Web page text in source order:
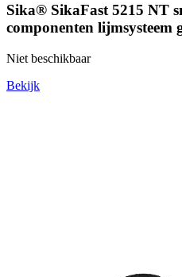
Sika® SikaFast 5215 NT
componenten lijmsysteem
Niet beschikbaar
Bekijk